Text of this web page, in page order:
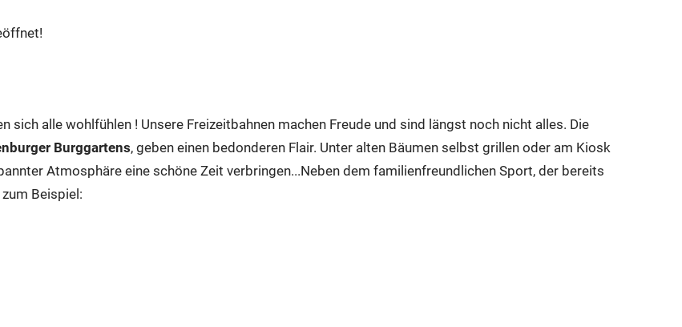
alle wohlfühlen ! Unsere Freizeitbahnen machen Freude und sind längst noch nicht alles. Die
Burggartens, geben einen bedonderen Flair. Unter alten Bäumen selbst grillen oder am Kiosk
Atmosphäre eine schöne Zeit verbringen...Neben dem familienfreundlichen Sport, der bereits
Beispiel: